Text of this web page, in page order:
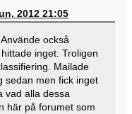
2012 21:05
också
inget. Troligen
Mailade
sedan men fick inget
vad alla dessa
här på forumet som